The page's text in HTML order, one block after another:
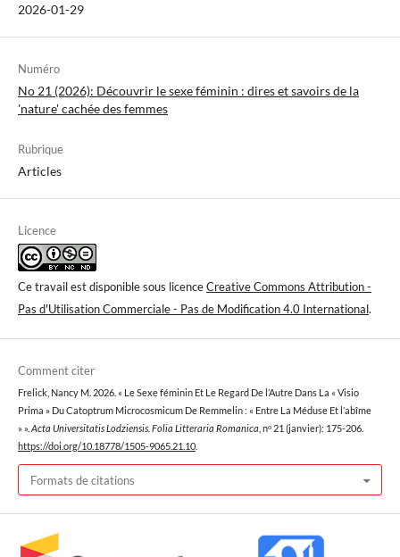
2026-01-29
Numéro
No 21 (2026): Découvrir le sexe féminin : dires et savoirs de la
'nature' cachée des femmes
Rubrique
Articles
Licence
Ce travail est disponible sous licenceCreative Commons Attribution -
Pas d'Utilisation Commerciale - Pas de Modification 4.0 International.
Comment citer
Frelick, Nancy M. 2026. « Le Sexe féminin Et Le Regard De l’Autre Dans La « Visio
Prima » Du Catoptrum Microcosmicum De Remmelin : « Entre La Méduse Et l’abîme
» ». Acta Universitatis Lodziensis. Folia Litteraria Romanica , nᵒ 21 (janvier): 175-206.
https://doi.org/10.18778/1505-9065.21.10
Formats de citations